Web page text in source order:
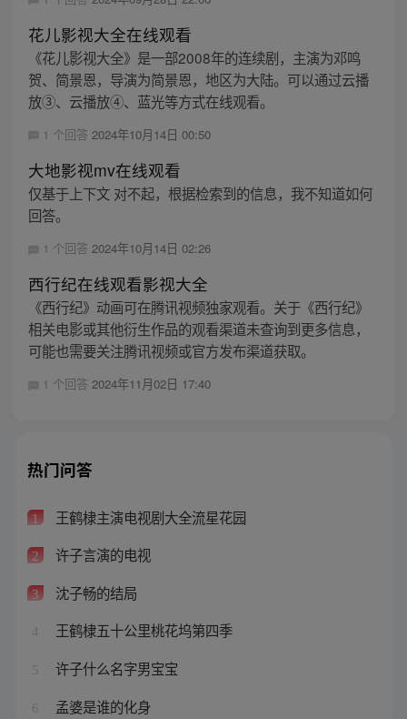
花儿影视大全在线观看
《花儿影视大全》是一部2008年的连续剧，主演为邓鸣
贺、简景恩，导演为简景恩，地区为大陆。可以通过云播
放③、云播放④、蓝光等方式在线观看。
1 个回答 2024年10月14日 00:50
大地影视mv在线观看
仅基于上下文 对不起，根据检索到的信息，我不知道如何
回答。
1 个回答 2024年10月14日 02:26
西行纪在线观看影视大全
《西行纪》动画可在腾讯视频独家观看。关于《西行纪》
相关电影或其他衍生作品的观看渠道未查询到更多信息，
可能也需要关注腾讯视频或官方发布渠道获取。
1 个回答 2024年11月02日 17:40
热门问答
1 王鹤棣主演电视剧大全流星花园
2 许子言演的电视
3 沈子畅的结局
4 王鹤棣五十公里桃花坞第四季
5 许子什么名字男宝宝
6 孟婆是谁的化身